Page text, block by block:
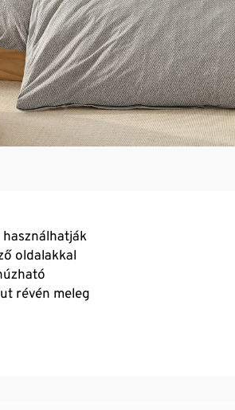
oldalakkal
révén meleg
tapintású